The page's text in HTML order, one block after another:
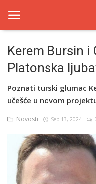
Home
Novosti
Filmovi
Glumci
Contact
Kerem Bursin i
Platonska
Poznati turski glumac
učešće u novom
Novosti Sep 13, 2024